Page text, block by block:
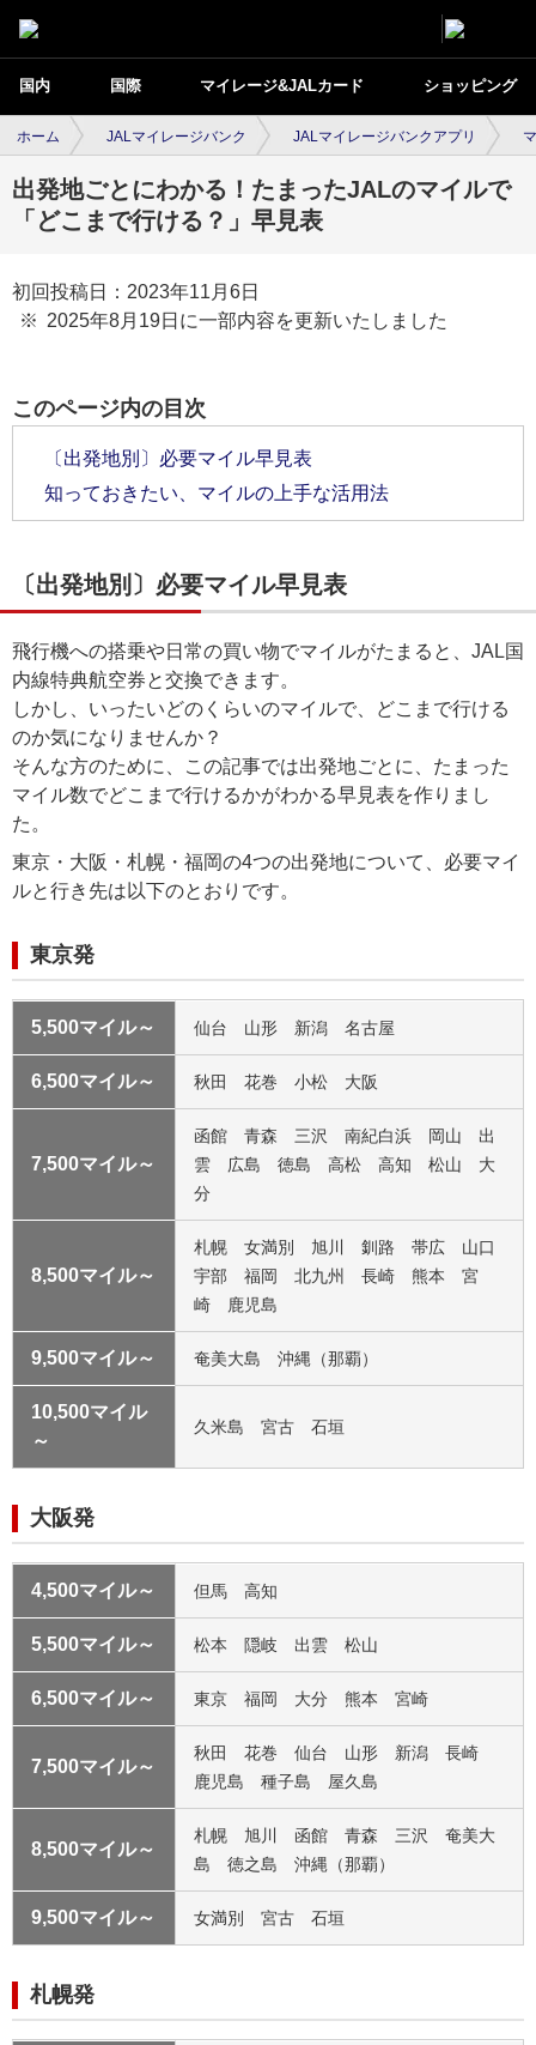
国内 国際 マイレージ&JALカード ショッピング
ホーム JALマイレージバンク JALマイレージバンクアプリ
出発地ごとにわかる！たまったJALのマイルで
「どこまで行ける？」早見表
初回投稿日：2023年11月6日
2025年8月19日に一部内容を更新いたしました
このページ内の目次
〔出発地別〕必要マイル早見表
知っておきたい、マイルの上手な活用法
〔出発地別〕必要マイル早見表
飛行機への搭乗や日常の買い物でマイルがたまると、JAL国
内線特典航空券と交換できます。
しかし、いったいどのくらいのマイルで、どこまで行ける
のか気になりませんか？
そんな方のために、この記事では出発地ごとに、たまった
マイル数でどこまで行けるかがわかる早見表を作りまし
た。
東京・大阪・札幌・福岡の4つの出発地について、必要マイ
ルと行き先は以下のとおりです。
東京発
5,500マイル～ 仙台 山形 新潟 名古屋
6,500マイル～ 秋田 花巻 小松 大阪
7,500マイル～
函館 青森 三沢 南紀白浜 岡山 出
雲 広島 徳島 高松 高知 松山 大
分
8,500マイル～
札幌 女満別 旭川 釧路 帯広 山口
宇部 福岡 北九州 長崎 熊本 宮
崎 鹿児島
9,500マイル～ 奄美大島 沖縄（那覇）
10,500マイル
～
久米島 宮古 石垣
大阪発
4,500マイル～ 但馬 高知
5,500マイル～ 松本 隠岐 出雲 松山
6,500マイル～ 東京 福岡 大分 熊本 宮崎
7,500マイル～
秋田 花巻 仙台 山形 新潟 長崎
鹿児島 種子島 屋久島
8,500マイル～
札幌 旭川 函館 青森 三沢 奄美大
島 徳之島 沖縄（那覇）
9,500マイル～ 女満別 宮古 石垣
札幌発